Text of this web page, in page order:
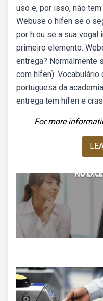
uso e, por isso, não
Webuse o hífen se o
por h ou se a sua vogal
primeiro elemento.
entrega? Normalmente
com hífen):
portuguesa da
entrega tem hífen e
For more